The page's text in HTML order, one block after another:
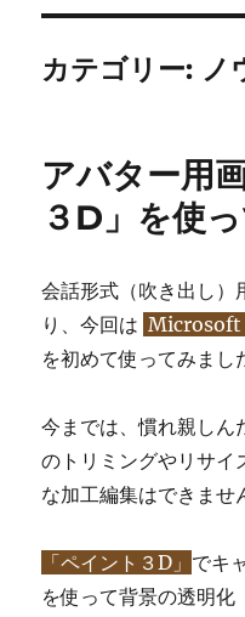
カテゴリー: ノ
アバター用
３D」を使
会話形式（吹き出し）
り、今回は Microsoft
を初めて使ってみまし
今までは、慣れ親しん
のトリミングやリサイ
な加工編集はできませ
「ペイント３D」 でキ
を使って背景の透明